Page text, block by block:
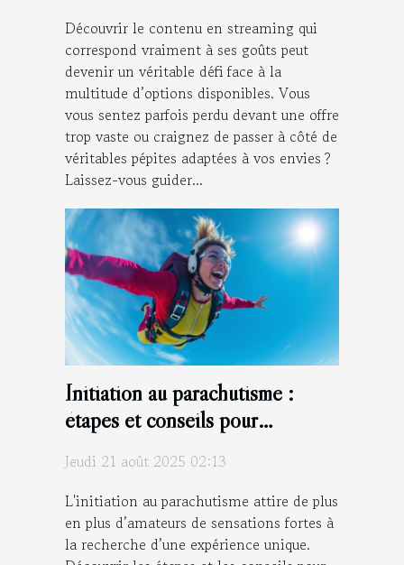
Découvrir le contenu en streaming qui
correspond vraiment à ses goûts peut
devenir un véritable défi face à la
multitude d’options disponibles. Vous
vous sentez parfois perdu devant une offre
trop vaste ou craignez de passer à côté de
véritables pépites adaptées à vos envies ?
Laissez-vous guider...
Initiation au parachutisme :
étapes et conseils pour
Jeudi 21 août 2025 02:13
L'initiation au parachutisme attire de plus
en plus d’amateurs de sensations fortes à
la recherche d’une expérience unique.